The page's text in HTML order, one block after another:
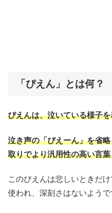
「ぴえん」とは何？
ぴえんは、泣いている様子
泣き声の「ぴえーん」を省
取りでより汎用性の高い言
このぴえんは悲しいときだ
使われ、深刻さはないようで